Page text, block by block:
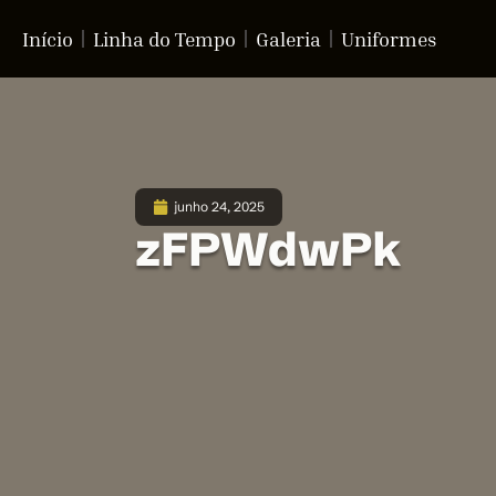
Início Linha do Tempo Galeria Uniformes
junho 24, 2025
zFPWdwPk